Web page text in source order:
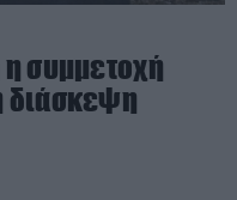
συμμετοχή
διάσκεψη